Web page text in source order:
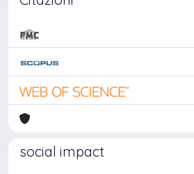
social impact